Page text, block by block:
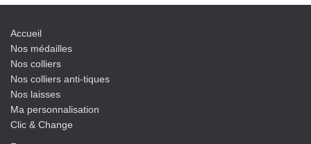
Accueil
Nos médailles
Nos colliers
Nos colliers anti-tiques
Nos laisses
Ma personnalisation
Clic & Change